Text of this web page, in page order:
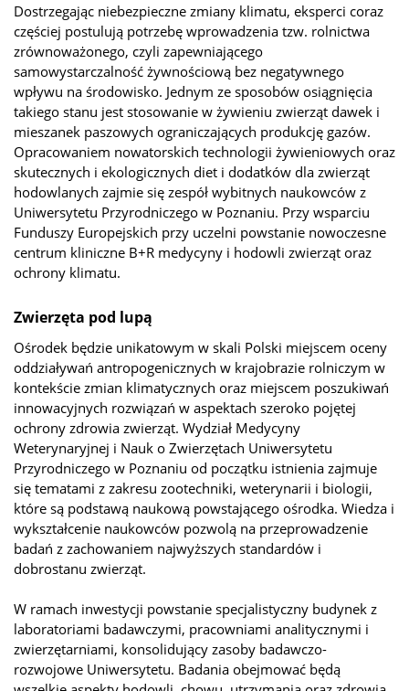
Dostrzegając niebezpieczne zmiany klimatu, eksperci coraz
częściej postulują potrzebę wprowadzenia tzw. rolnictwa
zrównoważonego, czyli zapewniającego
samowystarczalność żywnościową bez negatywnego
wpływu na środowisko. Jednym ze sposobów osiągnięcia
takiego stanu jest stosowanie w żywieniu zwierząt dawek i
mieszanek paszowych ograniczających produkcję gazów.
Opracowaniem nowatorskich technologii żywieniowych oraz
skutecznych i ekologicznych diet i dodatków dla zwierząt
hodowlanych zajmie się zespół wybitnych naukowców z
Uniwersytetu Przyrodniczego w Poznaniu. Przy wsparciu
Funduszy Europejskich przy uczelni powstanie nowoczesne
centrum kliniczne B+R medycyny i hodowli zwierząt oraz
ochrony klimatu.
Zwierzęta pod lupą
Ośrodek będzie unikatowym w skali Polski miejscem oceny
oddziaływań antropogenicznych w krajobrazie rolniczym w
kontekście zmian klimatycznych oraz miejscem poszukiwań
innowacyjnych rozwiązań w aspektach szeroko pojętej
ochrony zdrowia zwierząt. Wydział Medycyny
Weterynaryjnej i Nauk o Zwierzętach Uniwersytetu
Przyrodniczego w Poznaniu od początku istnienia zajmuje
się tematami z zakresu zootechniki, weterynarii i biologii,
które są podstawą naukową powstającego ośrodka. Wiedza i
wykształcenie naukowców pozwolą na przeprowadzenie
badań z zachowaniem najwyższych standardów i
dobrostanu zwierząt.
W ramach inwestycji powstanie specjalistyczny budynek z
laboratoriami badawczymi, pracowniami analitycznymi i
zwierzętarniami, konsolidujący zasoby badawczo-
rozwojowe Uniwersytetu. Badania obejmować będą